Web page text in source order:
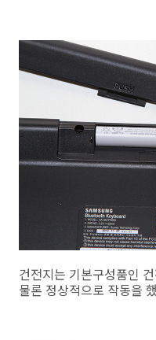
건전지는 기본구성품인
물론 정상적으로 작동을